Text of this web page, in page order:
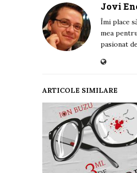
Jovi
Îmi place
mea
pasionat
ARTICOLE SIMILARE